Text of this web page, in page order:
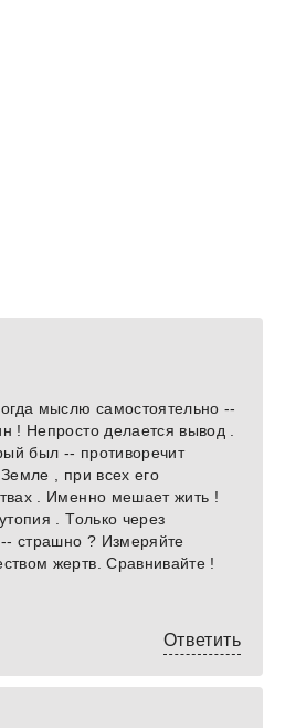
мыслю самостоятельно --
! Непросто делается вывод .
был -- противоречит
, при всех его
. Именно мешает жить !
. Только через
страшно ? Измеряйте
жертв. Сравнивайте !
Ответить